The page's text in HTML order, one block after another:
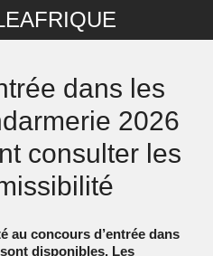
dans les
2026
consulter les
au concours d’entrée dans
disponibles. Les